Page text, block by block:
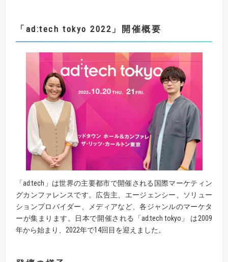
「 ad:tech tokyo 2022 」開催概要
「ad:tech」は世界の主要都市で開催される国際マーケティン
グカンファレンスです。広告主、エージェンシー、ソリュー
ションプロバイダー、メディアなど、各ジャンルのマーケタ
ーが集まります。日本で開催される「ad:tech tokyo」 は2009
年から始まり、2022年で14回目を迎えました。